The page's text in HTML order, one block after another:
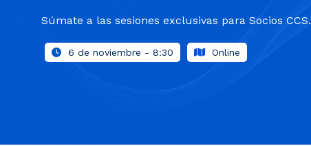
Súmate a las sesiones exclusivas para Socios CCS.
6 de noviembre - 8:30 Online